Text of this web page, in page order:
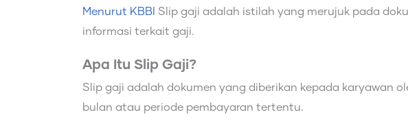
Menurut KBBI Slip gaji adalah istilah yang merujuk pada
informasi terkait gaji.
Apa Itu Slip Gaji?
Slip gaji adalah dokumen yang diberikan kepada karyawan
bulan atau periode pembayaran tertentu.